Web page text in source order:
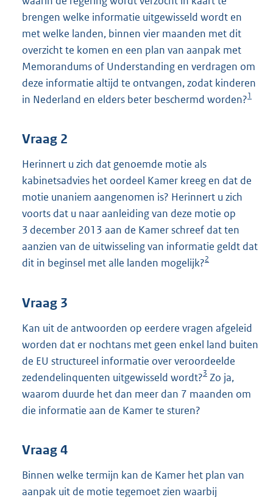
brengen welke informatie uitgewisseld wordt en
met welke landen, binnen vier maanden met dit
overzicht te komen en een plan van aanpak met
Memorandums of Understanding en verdragen om
deze informatie altijd te ontvangen, zodat kinderen
in Nederland en elders beter beschermd worden?1
Vraag 2
Herinnert u zich dat genoemde motie als
kabinetsadvies het oordeel Kamer kreeg en dat de
motie unaniem aangenomen is? Herinnert u zich
voorts dat u naar aanleiding van deze motie op
3 december 2013 aan de Kamer schreef dat ten
aanzien van de uitwisseling van informatie geldt dat
dit in beginsel met alle landen mogelijk?2
Vraag 3
Kan uit de antwoorden op eerdere vragen afgeleid
worden dat er nochtans met geen enkel land buiten
de EU structureel informatie over veroordeelde
zedendelinquenten uitgewisseld wordt?3 Zo ja,
waarom duurde het dan meer dan 7 maanden om
die informatie aan de Kamer te sturen?
Vraag 4
Binnen welke termijn kan de Kamer het plan van
aanpak uit de motie tegemoet zien waarbij